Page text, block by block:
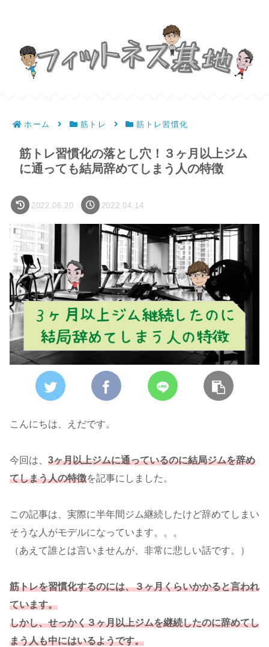
ホーム 筋トレ 筋トレ習慣化
筋トレ習慣化の落とし穴！３ヶ月以上ジム
に通っても結局辞めてしまう人の特徴
2022.06.20 2022.04.14
こんにちは、えだです。
今回は、 3ヶ月以上ジムに通っているのに結局ジムを辞め
てしまう人の特徴を記事にしました。
この記事は、実際に半年間ジム継続したけど辞めてしまい
そうな人がモデルになっています。。。
（あえて誰とは言いませんが、非常に悲しい話です。）
筋トレを習慣化するのには、３ヶ月くらいかかると言われ
ています。
しかし、せっかく３ヶ月以上ジムを継続したのに辞めてし
まう人も中にはいるようです。